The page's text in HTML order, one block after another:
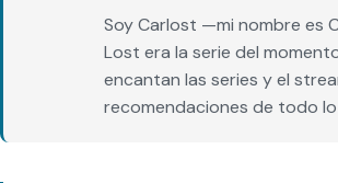
Soy Carlost —mi nombre es
Lost era la serie del
encantan las series y el
recomendaciones de todo